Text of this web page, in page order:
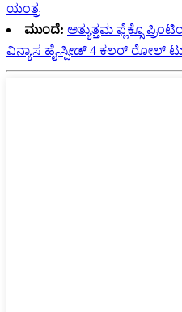
ಯಂತ್ರ
ಮುಂದೆ: ಅತ್ಯುತ್ತಮ ಫ್ಲೆಕ್ಸೊ
ವಿನ್ಯಾಸ ಹೈ-ಸ್ಪೀಡ್ 4 ಕಲರ್ ರೋಲ್